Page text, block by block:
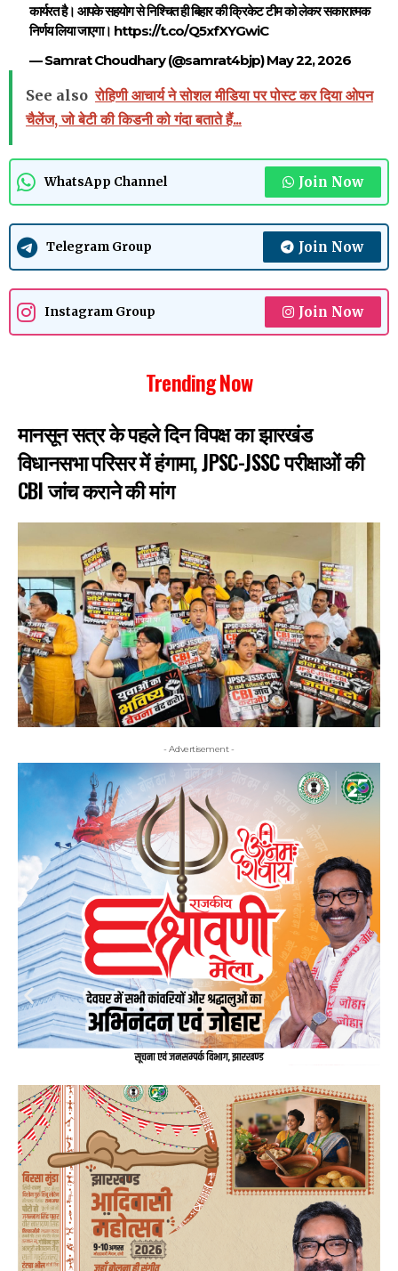
कार्यरत है। आपके सहयोग से निश्चित ही बिहार की क्रिकेट टीम को लेकर सकारात्मक
निर्णय लिया जाएगा। https://t.co/Q5xfXYGwiC
— Samrat Choudhary (@samrat4bjp)May 22, 2026
See also रोहिणी आचार्य ने सोशल मीडिया पर पोस्ट कर दिया ओपन
चैलेंज, जो बेटी की किडनी को गंदा बताते हैं...
WhatsApp Channel Join Now
Telegram Group Join Now
Instagram Group Join Now
Trending Now
मानसून सत्र के पहले दिन विपक्ष का झारखंड
विधानसभा परिसर में हंगामा, JPSC-JSSC परीक्षाओं की
CBI जांच कराने की मांग
- Advertisement -